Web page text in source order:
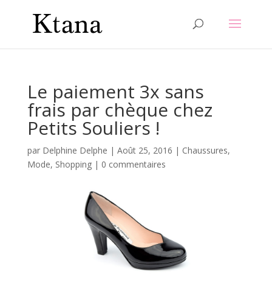
Le paiement 3x sans
frais par chèque chez
Petits Souliers !
par Delphine Delphe | Août 25, 2016 | Chaussures,
Mode, Shopping| 0 commentaires